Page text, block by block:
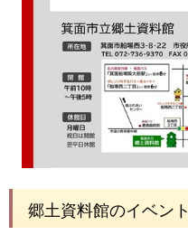
郷土資料館のイベント